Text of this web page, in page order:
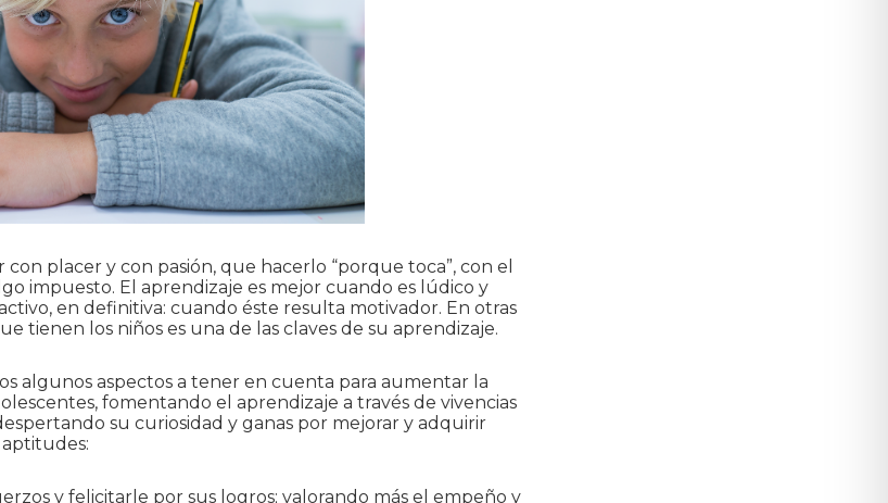
con placer y con pasión, que hacerlo “porque toca”, con el
impuesto. El aprendizaje es mejor cuando es lúdico y
en definitiva: cuando éste resulta motivador. En otras
tienen los niños es una de las claves de su aprendizaje.
algunos aspectos a tener en cuenta para aumentar la
fomentando el aprendizaje a través de vivencias
su curiosidad y ganas por mejorar y adquirir
y felicitarle por sus logros; valorando más el empeño y